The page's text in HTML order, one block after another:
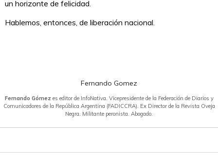
un horizonte de felicidad.
Hablemos, entonces, de liberación nacional.
Fernando Gomez
Fernando Gómez es editor de InfoNativa. Vicepresidente de la Federación de Diarios y
Comunicadores de la República Argentina (FADICCRA). Ex Director de la Revista Oveja
Negra. Militante peronista. Abogado.